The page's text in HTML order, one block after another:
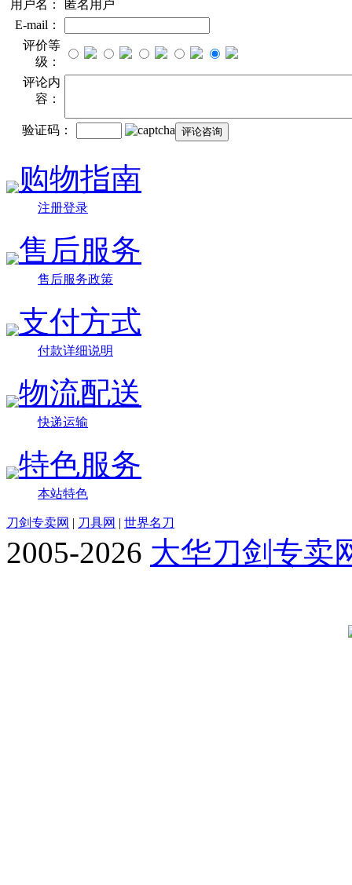
用户名：
匿名用户
E-mail：
评价等
级：
评论内
容：
验证码：
购物指南
注册登录
售后服务
售后服务政策
支付方式
付款详细说明
物流配送
快递运输
特色服务
本站特色
刀剑专卖网 | 刀具网 | 世界名刀
2005-2026 大华刀剑专卖